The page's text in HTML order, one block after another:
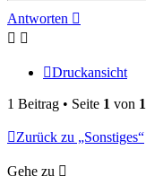
Antworten
Druckansicht
1 Beitrag • Seite 1 von 1
Zurück zu „Sonstiges“
Gehe zu